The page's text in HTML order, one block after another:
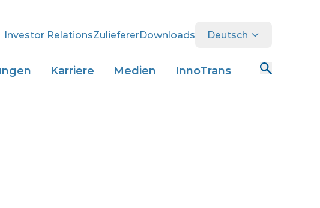
Investor RelationsZuliefererDownloads Deutsch
Karriere Medien InnoTrans